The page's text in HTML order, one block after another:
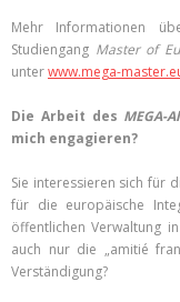
Mehr Informationen
Studiengang Master of
unterwww.mega-
Die Arbeit des MEGA-
mich engagieren?
Sie interessieren sich für
für die europäische
öffentlichen Verwaltung
auch nur die „amitié
Verständigung?